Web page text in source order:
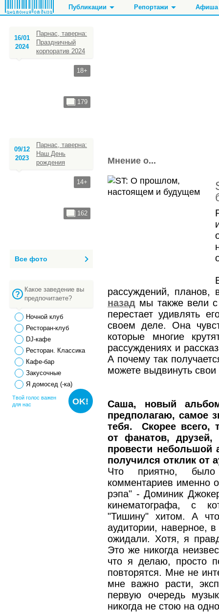
Публикации Репортажи Афиша
Мнение о...
рассуждений, планов,
назад мы также вели
перестает удивлять
своем деле. Она
которые многие
рассуждениях и
А почему так
можете выдвинуть
Саша, новый
предполагаю, самое
тебя. Скорее всего,
от фанатов, друзей,
провести небольшой
получился отклик от
Что приятно, было
комментариев именно
рэпа" - Доминик
кинематографа, с
"Тишину" хитом. А
аудитории, наверное,
ожидали. Хотя, я
Это же никогда
что я делаю, просто
повторятся. Мне не
мне важно расти,
первую очередь
никогда не стою на
16/01
2024
Парнас, таверна:
Праздничный
корпоратив 2024
18+
179
09/12
2023
Парнас, таверна:
Наш День
рождения
14+
162
Все фото
Какое заведение вы
предпочитаете?
Ночной клуб
Ресторан-клуб
DJ-кафе
Ресторан. Классика
Кафе-бар
Закусочные
Я домосед (-ка)
Твой голос важен
для нас
OK!